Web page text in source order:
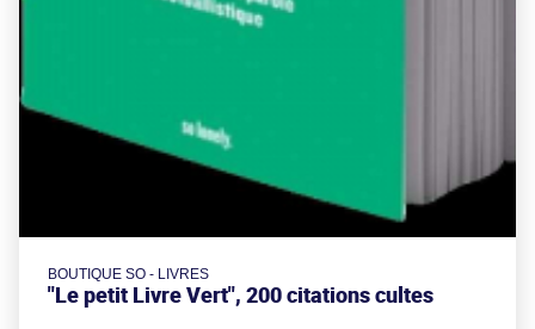
BOUTIQUE SO - LIVRES
"Le petit Livre Vert", 200 citations cultes